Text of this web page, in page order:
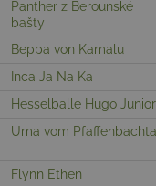
Panther z Berounské
bašty
Beppa von Kamalu
Inca Ja Na Ka
Hesselballe Hugo Junior
Uma vom Pfaffenbachtal
Flynn Ethen